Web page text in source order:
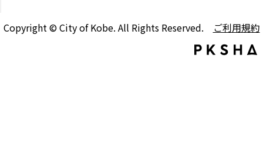
Copyright © City of Kobe. All Rights Reserved. ご利用規約